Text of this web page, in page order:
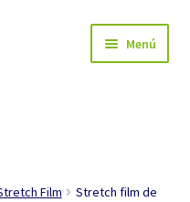
Menú
Film
Stretch film de